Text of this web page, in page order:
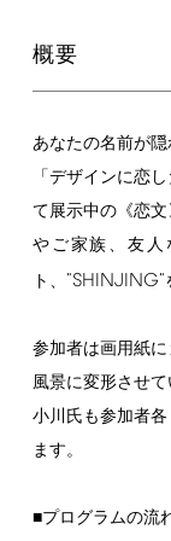
概要
あなたの名前が隠
「デザインに恋
て展示中の《恋
やご家族、友
ト、 "SHINJING"
参加者は画用紙
風景に変形させて
小川氏も参加者
ます。
■プログラムの流